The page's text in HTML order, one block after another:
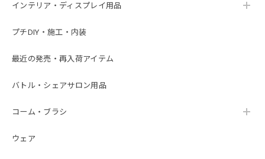
インテリア・ディスプレイ用品
プチDIY・施工・内装
最近の発売・再入荷アイテム
バトル・シェアサロン用品
コーム・ブラシ
ウェア